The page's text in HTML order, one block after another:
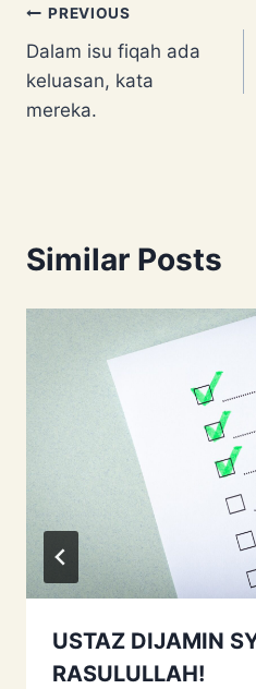
Post
navigation
PREVIOUS
Dalam isu fiqah ada
keluasan, kata
mereka.
Similar Posts
USTAZ DIJAMIN
RASULULLAH!